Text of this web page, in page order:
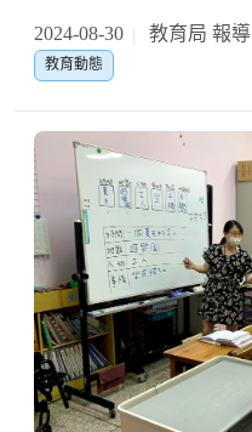
2024-08-30 教育局 報導
教育動態